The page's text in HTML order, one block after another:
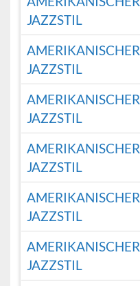
JAZZSTIL
AMERIKANISCHER
JAZZSTIL
AMERIKANISCHER
JAZZSTIL
AMERIKANISCHER
JAZZSTIL
AMERIKANISCHER
JAZZSTIL
AMERIKANISCHER
JAZZSTIL